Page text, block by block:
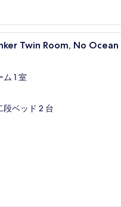
Superior
Twin Room, No
1 室
段ベッド 2 台